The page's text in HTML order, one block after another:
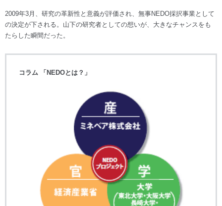
2009年3月、研究の革新性と意義が評価され、無事NEDO採択事業として
の決定が下される。山下の研究者としての想いが、大きなチャンスをも
たらした瞬間だった。
コラム 「NEDOとは？」